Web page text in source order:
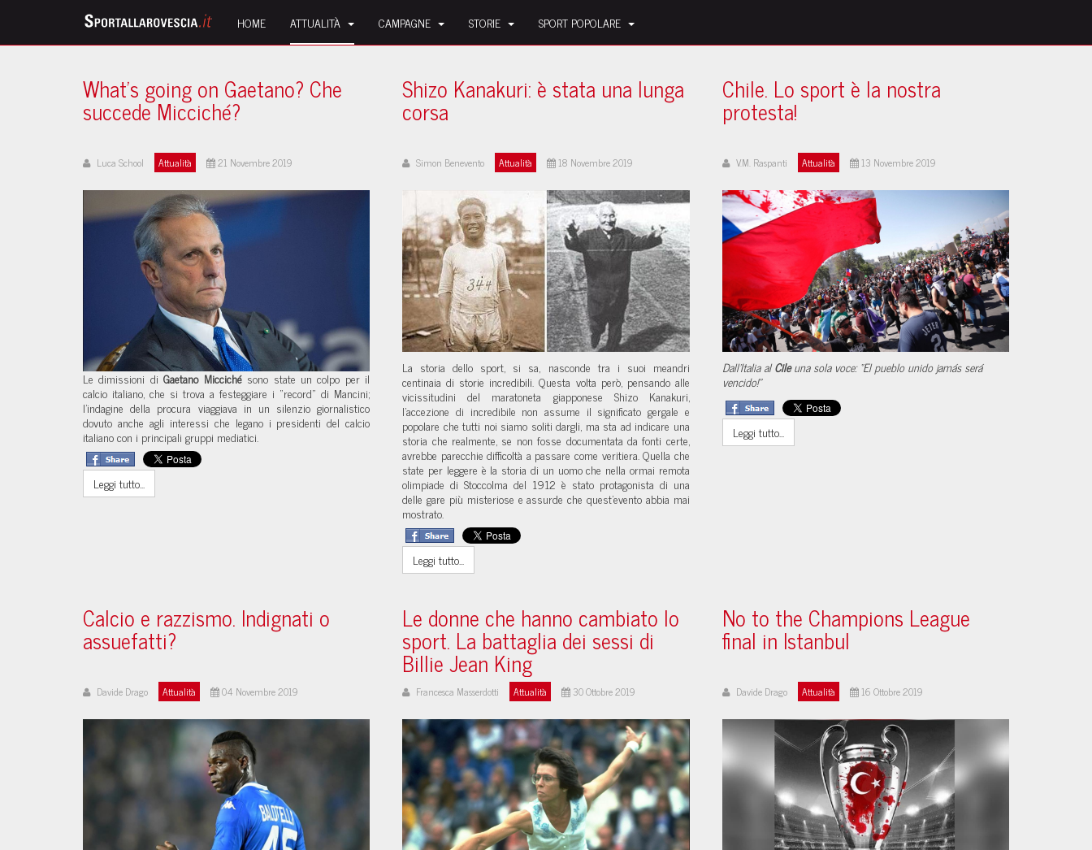
HOME ATTUALITÀ CAMPAGNE STORIE SPORT POPOLARE
What’s going on Gaetano? Che
succede Micciché?
Luca School Attualità 21 Novembre 2019
Le dimissioni diGaetano Miccichésono state un colpo per il
calcio italiano, che si trova a festeggiare i “record” di Mancini;
l’indagine della procura viaggiava in un silenzio giornalistico
dovuto anche agli interessi che legano i presidenti del calcio
italiano con i principali gruppi mediatici.
Leggi tutto...
Shizo Kanakuri: è stata una lunga
corsa
Simon Benevento Attualità 18 Novembre 2019
La storia dello sport, si sa, nasconde tra i suoi meandri
centinaia di storie incredibili. Questa volta però, pensando alle
vicissitudini del maratoneta giapponese Shizo Kanakuri,
l'accezione di incredibile non assume il significato gergale e
popolare che tutti noi siamo soliti dargli, ma sta ad indicare una
storia che realmente, se non fosse documentata da fonti certe,
avrebbe parecchie difficoltà a passare come veritiera. Quella che
state per leggere è la storia di un uomo che nella ormai remota
olimpiade di Stoccolma del 1912 è stato protagonista di una
delle gare più misteriose e assurde che quest'evento abbia mai
mostrato.
Leggi tutto...
Chile. Lo sport è la nostra
protesta!
V.M. Raspanti Attualità 13 Novembre 2019
Dall’Italia alCileuna sola voce: “El pueblo unido jamás será
vencido!”
Leggi tutto...
Calcio e razzismo. Indignati o
assuefatti?
Davide Drago Attualità 04 Novembre 2019
Le donne che hanno cambiato lo
sport. La battaglia dei sessi di
Billie Jean King
Francesca Masserdotti Attualità 30 Ottobre 2019
No to the Champions League
final in Istanbul
Davide Drago Attualità 16 Ottobre 2019